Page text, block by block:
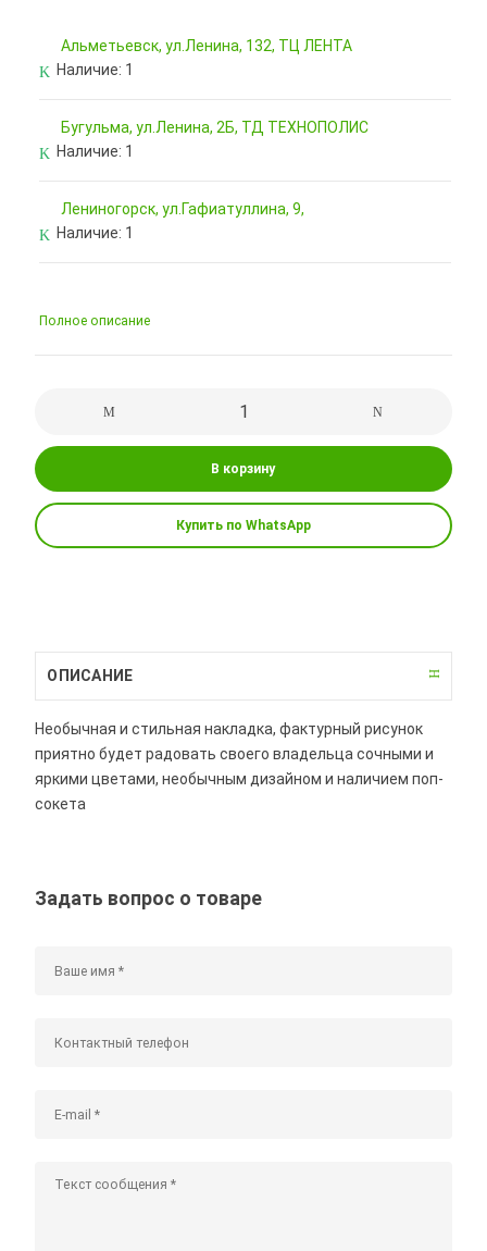
Альметьевск, ул.Ленина, 132, ТЦ ЛЕНТА
Наличие: 1
Бугульма, ул.Ленина, 2Б, ТД ТЕХНОПОЛИС
Наличие: 1
Лениногорск, ул.Гафиатуллина, 9,
Наличие: 1
Полное описание
В корзину
Купить по WhatsApp
ОПИСАНИЕ
Необычная и стильная накладка, фактурный рисунок
приятно будет радовать своего владельца сочными и
яркими цветами, необычным дизайном и наличием поп-
сокета
Задать вопрос о товаре